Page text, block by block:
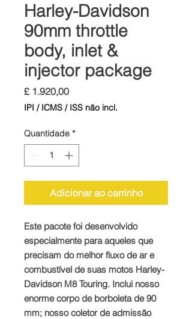
Harley-Davidson
90mm throttle
body, inlet &
injector package
£ 1.920,00Preço
IPI / ICMS / ISS não incl.
Quantidade *
Adicionar ao carrinho
Este pacote foi desenvolvido
especialmente para aqueles que
precisam do melhor fluxo de ar e
combustível de suas motos Harley-
Davidson M8 Touring. Inclui nosso
enorme corpo de borboleta de 90
mm; nosso coletor de admissão